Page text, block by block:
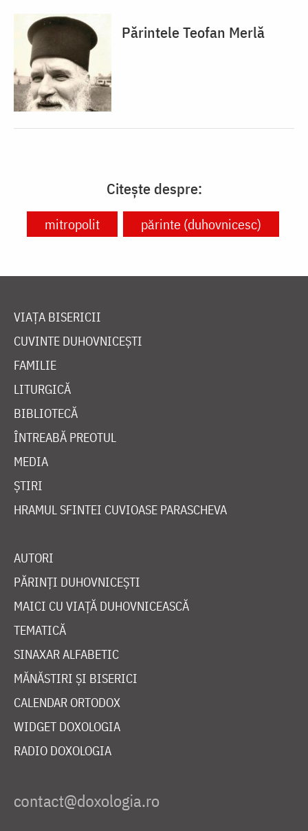
Părintele Teofan Merlă
Citește despre:
mitropolit părinte (duhovnicesc)
VIAȚA BISERICII
CUVINTE DUHOVNICEȘTI
FAMILIE
LITURGICĂ
BIBLIOTECĂ
ÎNTREABĂ PREOTUL
MEDIA
ȘTIRI
HRAMUL SFINTEI CUVIOASE PARASCHEVA
AUTORI
PĂRINȚI DUHOVNICEȘTI
MAICI CU VIAȚĂ DUHOVNICEASCĂ
TEMATICĂ
SINAXAR ALFABETIC
MĂNĂSTIRI ȘI BISERICI
CALENDAR ORTODOX
WIDGET DOXOLOGIA
RADIO DOXOLOGIA